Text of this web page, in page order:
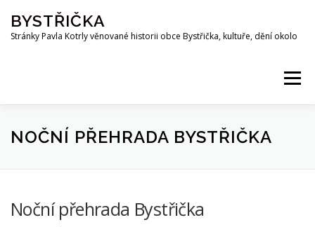
obsah
BYSTŘIČKA
Stránky Pavla Kotrly věnované historii obce Bystřička, kultuře, dění okolo
Menu
AKTUALITY HISTORIE PŘEHRADA BYSTŘIČKA
NOČNÍ PŘEHRADA BYSTŘIČKA
Noční přehrada Bystřička